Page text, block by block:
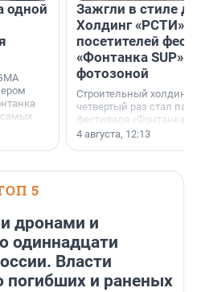
одной
самых
—
Зажгли в стиле
Холдинг «РСТИ»
посетителей
«Фонтанка SUP»
фотозоной
Строительный холдинг
четвертый раз стал
фестиваля «Фонтанка
раз компания
посетителям
4 августа, 12:13
5
дронами и
одиннадцати
Власти
погибших и раненых